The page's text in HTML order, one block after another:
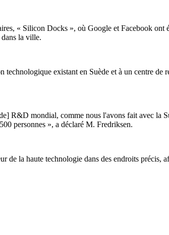
« Silicon Docks », où Google et Facebook ont
la ville.
existant en Suède et à un centre de
R&D mondial, comme nous l'avons fait avec la
personnes », a déclaré M. Fredriksen.
de la haute technologie dans des endroits précis,